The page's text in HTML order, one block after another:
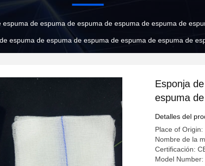
espuma de espuma de espuma de espuma de espuma de
espuma de espuma de espuma de espuma de espuma de
Esponja
espuma
espuma
espuma
espuma
espuma
Detalles del
Place of Origin:
Nombre de la
Certificación:
Model